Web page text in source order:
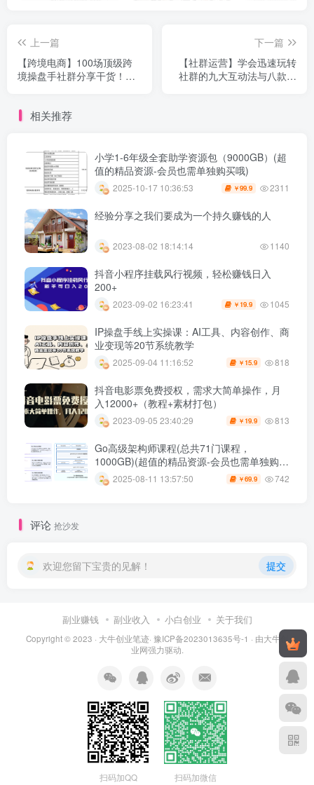
上一篇
【跨境电商】100场顶级跨
境操盘手社群分享干货！
下一篇
【社群运营】学会迅速玩转
社群的九大互动法与八款工
相关推荐
小学1-6年级全套助学资源包（9000GB）(超
值的精品资源-会员也需单独购买哦)
2025-10-17 10:36:53 ￥99.9 2311
经验分享之我们要成为一个持久赚钱的人
2023-08-02 18:14:14 1140
抖音小程序挂载风行视频，轻松赚钱日入
200+
2023-09-02 16:23:41 ￥ 19.9 1045
IP操盘手线上实操课：AI工具、内容创作、商
业变现等20节系统教学
2025-09-04 11:16:52 ￥ 15.9 818
抖音电影票免费授权，需求大简单操作，月
入12000+（教程+素材打包）
2023-09-05 23:40:29 ￥ 19.9 813
Go高级架构师课程(总共71门课程，
1000GB)(超值的精品资源-会员也需单独购买
哦)
2025-08-11 13:57:50 ￥69.9 742
评论 抢沙发
欢迎您留下宝贵的见解！ 提交
副业赚钱 副业收入 小白创业 关于我们
Copyright © 2023 · 大牛创业笔迹· 豫ICP备2023013635号-1 · 由大牛创
业网强力驱动.
扫码加QQ 扫码加微信